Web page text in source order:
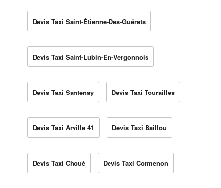
Devis Taxi Saint-Étienne-Des-Guérets
Devis Taxi Saint-Lubin-En-Vergonnois
Devis Taxi Santenay Devis Taxi Tourailles
Devis Taxi Arville 41 Devis Taxi Baillou
Devis Taxi Choué Devis Taxi Cormenon